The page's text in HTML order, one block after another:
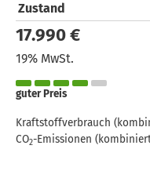
Zustand
17.990 €
19% MwSt.
guter Preis
Kraftstoffverbrauch
CO2-Emissionen